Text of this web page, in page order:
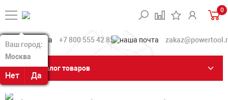
Ваш город:
Москва
Нет Да
Ваш город:
Москва
Нет Да
0
+7 800 555 42 85
Каталог товаров